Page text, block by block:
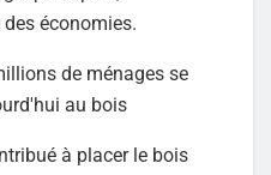
économies.
à placer le bois